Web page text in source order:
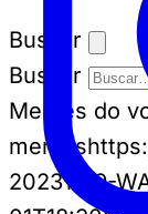
Buscar
Buscar
Memes do
memes
20231129-